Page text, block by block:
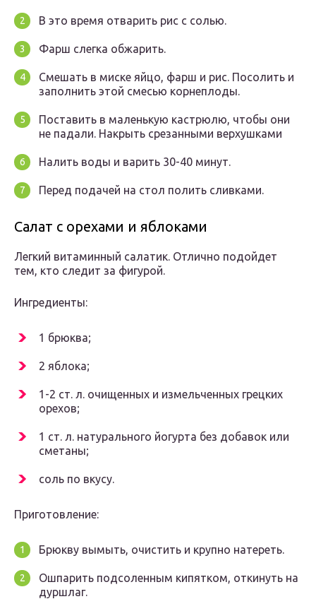
В это время отварить рис с солью.
Фарш слегка обжарить.
Смешать в миске яйцо, фарш и рис. Посолить и
заполнить этой смесью корнеплоды.
Поставить в маленькую кастрюлю, чтобы они
не падали. Накрыть срезанными верхушками
Налить воды и варить 30-40 минут.
Перед подачей на стол полить сливками.
Салат с орехами и яблоками
Легкий витаминный салатик. Отлично подойдет
тем, кто следит за фигурой.
Ингредиенты:
1 брюква;
2 яблока;
1-2 ст. л. очищенных и измельченных грецких
орехов;
1 ст. л. натурального йогурта без добавок или
сметаны;
соль по вкусу.
Приготовление:
Брюкву вымыть, очистить и крупно натереть.
Ошпарить подсоленным кипятком, откинуть на
дуршлаг.